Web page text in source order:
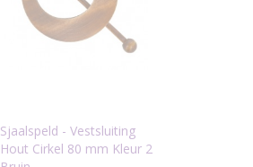
Sjaalspeld - Vestsluiting
Hout Cirkel 80 mm Kleur 2